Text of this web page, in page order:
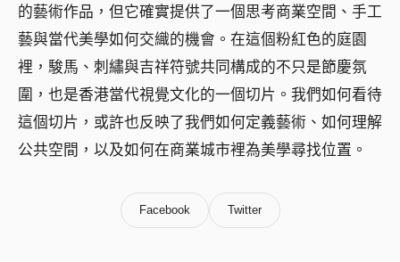
的藝術作品，但它確實提供了一個思考商業空間、手工
藝與當代美學如何交織的機會。在這個粉紅色的庭園
裡，駿馬、刺繡與吉祥符號共同構成的不只是節慶氛
圍，也是香港當代視覺文化的一個切片。我們如何看待
這個切片，或許也反映了我們如何定義藝術、如何理解
公共空間，以及如何在商業城市裡為美學尋找位置。
Facebook Twitter